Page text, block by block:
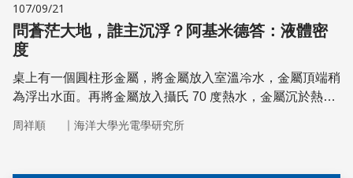
107/09/21
問蒼茫大地，誰主沉浮？阿基米德答：液體密
度
桌上有一個圓柱形金屬，將金屬放入室溫冷水，金屬頂端稍
為浮出水面。再將金屬放入攝氏 70 度熱水，金屬沉於熱水
小於室溫冷水密度，因此浮於冷水表面。水的溫度上升密度
周祥順 ｜ 海洋大學光電學研究所